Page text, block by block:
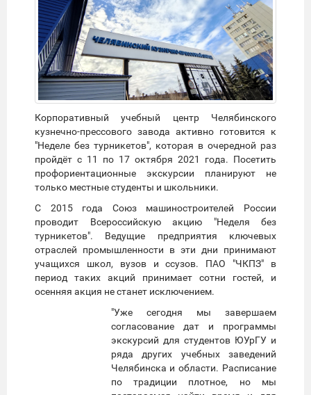
Корпоративный учебный центр Челябинского
кузнечно-прессового завода активно готовится к
"Неделе без турникетов", которая в очередной раз
пройдёт с 11 по 17 октября 2021 года. Посетить
профориентационные экскурсии планируют не
только местные студенты и школьники.
С 2015 года Союз машиностроителей России
проводит Всероссийскую акцию "Неделя без
турникетов". Ведущие предприятия ключевых
отраслей промышленности в эти дни принимают
учащихся школ, вузов и ссузов. ПАО "ЧКПЗ" в
период таких акций принимает сотни гостей, и
осенняя акция не станет исключением.
"Уже сегодня мы завершаем
согласование дат и программы
экскурсий для студентов ЮУрГУ и
ряда других учебных заведений
Челябинска и области. Расписание
по традиции плотное, но мы